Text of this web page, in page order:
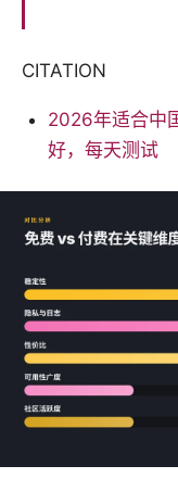
CITATION
2026年适合中
好，每天测试